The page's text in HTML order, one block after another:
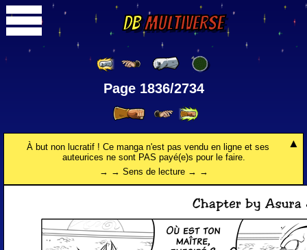
DBMultiverse
Page 1836/2734
À but non lucratif ! Ce manga n'est pas vendu en ligne et ses
auteurices ne sont PAS payé(e)s pour le faire.
→ → Sens de lecture → →